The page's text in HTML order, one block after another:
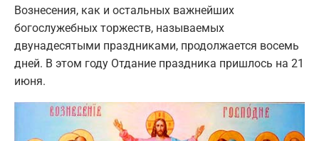
Вознесения, как и остальных важнейших
богослужебных торжеств, называемых
двунадесятыми праздниками, продолжается восемь
дней. В этом году Отдание праздника пришлось на 21
июня.